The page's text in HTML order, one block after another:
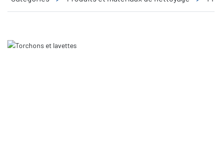
Slide 1 of 1